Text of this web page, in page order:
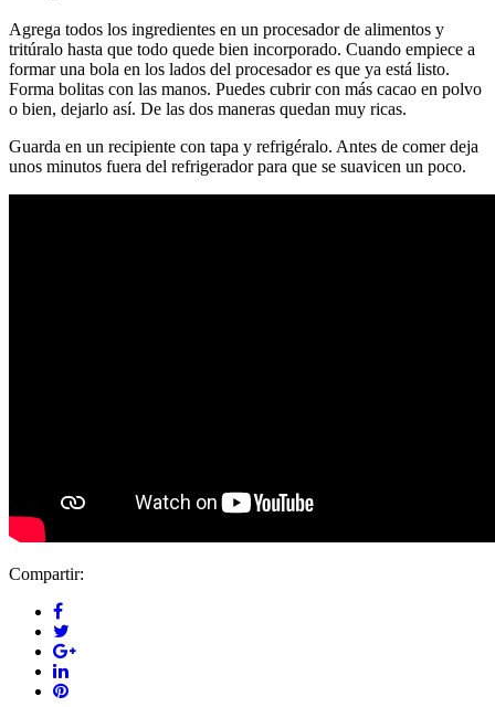
Agrega todos los ingredientes en un procesador de alimentos y
tritúralo hasta que todo quede bien incorporado. Cuando empiece a
formar una bola en los lados del procesador es que ya está listo.
Forma bolitas con las manos. Puedes cubrir con más cacao en polvo
o bien, dejarlo así. De las dos maneras quedan muy ricas.
Guarda en un recipiente con tapa y refrigéralo. Antes de comer deja
unos minutos fuera del refrigerador para que se suavicen un poco.
Compartir: